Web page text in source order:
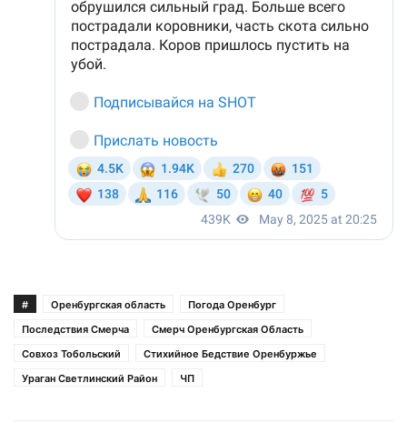
# Оренбургская область
Погода Оренбург
Последствия Смерча
Смерч Оренбургская Область
Совхоз Тобольский
Стихийное Бедствие Оренбуржье
Ураган Светлинский Район
ЧП